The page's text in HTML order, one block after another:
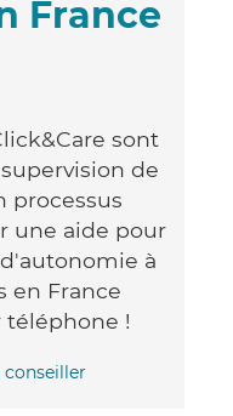
France
sont
de
processus
une aide pour
à
en France
téléphone !
conseiller